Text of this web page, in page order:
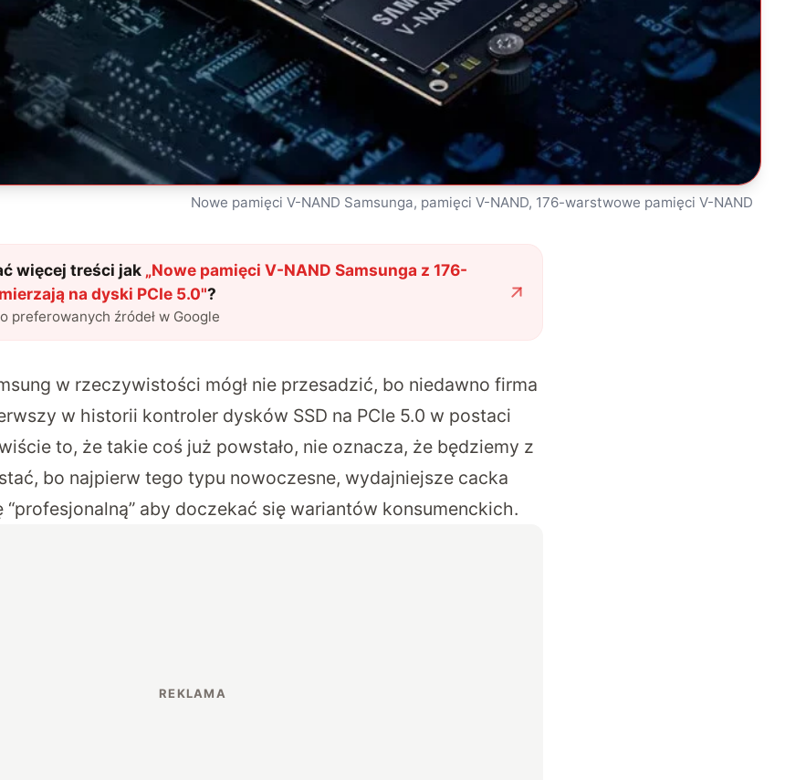
Nowe pamięci V-NAND Samsunga, pamięci V-NAND, 176-warstwowe pamięci V-NAND
więcej treści jak „Nowe pamięci V-NAND Samsunga z 176-
zmierzają na dyski PCIe 5.0"?
preferowanych źródeł w Google
w rzeczywistości mógł nie przesadzić, bo niedawno firma
w historii kontroler dysków SSD na PCIe 5.0 w postaci
to, że takie coś już powstało, nie oznacza, że będziemy z
bo najpierw tego typu nowoczesne, wydajniejsze cacka
“profesjonalną” aby doczekać się wariantów konsumenckich.